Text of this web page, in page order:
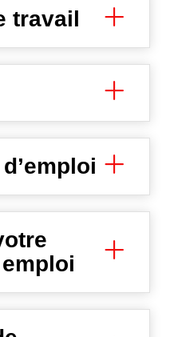
travail